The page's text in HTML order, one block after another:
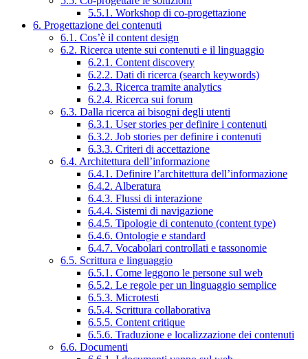
5.5.1. Workshop di co-progettazione
6. Progettazione dei contenuti
6.1. Cos’è il content design
6.2. Ricerca utente sui contenuti e il linguaggio
6.2.1. Content discovery
6.2.2. Dati di ricerca (search keywords)
6.2.3. Ricerca tramite analytics
6.2.4. Ricerca sui forum
6.3. Dalla ricerca ai bisogni degli utenti
6.3.1. User stories per definire i contenuti
6.3.2. Job stories per definire i contenuti
6.3.3. Criteri di accettazione
6.4. Architettura dell’informazione
6.4.1. Definire l’architettura dell’informazione
6.4.2. Alberatura
6.4.3. Flussi di interazione
6.4.4. Sistemi di navigazione
6.4.5. Tipologie di contenuto (content type)
6.4.6. Ontologie e standard
6.4.7. Vocabolari controllati e tassonomie
6.5. Scrittura e linguaggio
6.5.1. Come leggono le persone sul web
6.5.2. Le regole per un linguaggio semplice
6.5.3. Microtesti
6.5.4. Scrittura collaborativa
6.5.5. Content critique
6.5.6. Traduzione e localizzazione dei contenuti
6.6. Documenti